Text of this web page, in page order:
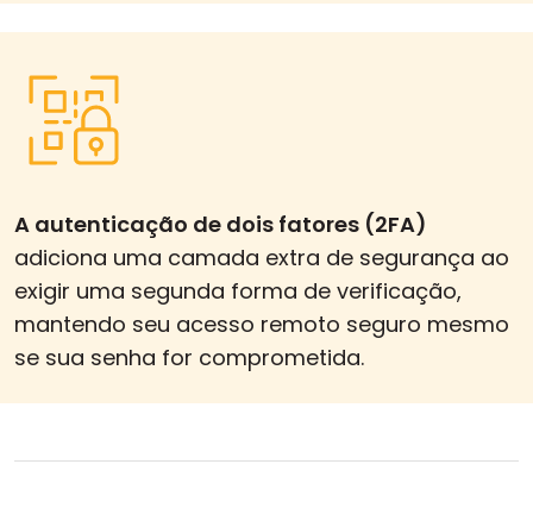
A autenticação de dois fatores (2FA)
adiciona uma camada extra de segurança ao
exigir uma segunda forma de verificação,
mantendo seu acesso remoto seguro mesmo
se sua senha for comprometida.